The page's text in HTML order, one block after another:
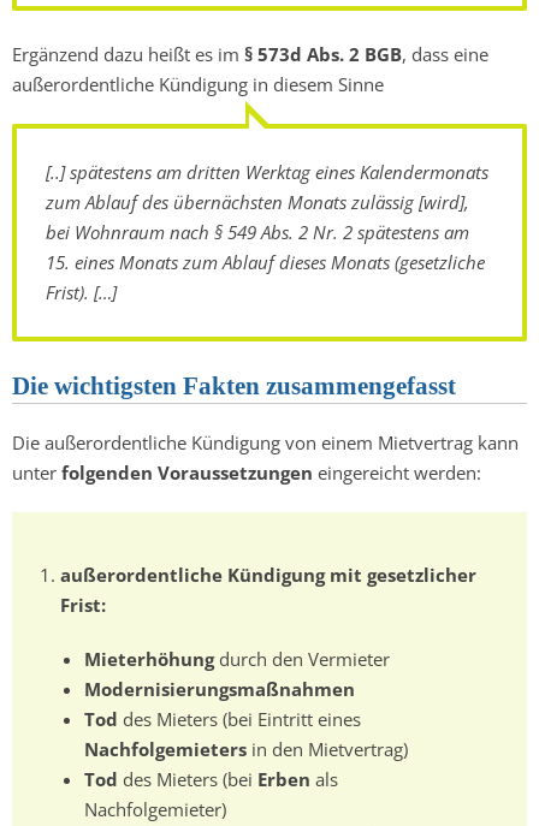
Ergänzend dazu heißt es im § 573d Abs. 2 BGB, dass eine
außerordentliche Kündigung in diesem Sinne
[..] spätestens am dritten Werktag eines Kalendermonats
zum Ablauf des übernächsten Monats zulässig [wird],
bei Wohnraum nach § 549 Abs. 2 Nr. 2 spätestens am
15. eines Monats zum Ablauf dieses Monats (gesetzliche
Frist). […]
Die wichtigsten Fakten zusammengefasst
Die außerordentliche Kündigung von einem Mietvertrag kann
unter folgenden Voraussetzungen eingereicht werden:
außerordentliche Kündigung mit gesetzlicher
Frist:
Mieterhöhungdurch den Vermieter
Modernisierungsmaßnahmen
Tod des Mieters (bei Eintritt eines
Nachfolgemieters in den Mietvertrag)
Tod des Mieters (bei Erben als
Nachfolgemieter)